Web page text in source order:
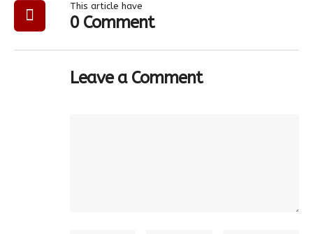
This article have
0 Comment
Leave a Comment